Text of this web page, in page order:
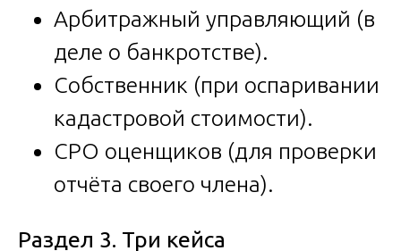
Арбитражный управляющий (в
деле о банкротстве).
Собственник (при оспаривании
кадастровой стоимости).
СРО оценщиков (для проверки
отчёта своего члена).
Раздел 3. Три кейса